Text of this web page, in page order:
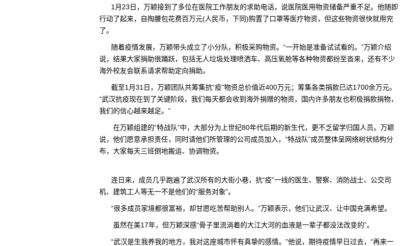
1月23日，万颖接到了多位在医院工作朋友的求助电话，说医院医用物资储备严重不足。他随即
行动了起来，自掏腰包花费百万元(人民币，下同)购置了口罩等医疗物资，但这些物资很快就用完
了。
随着疫情发展，万颖带头成立了小分队，积极采购物资。“一开始是准备试试看的。”万颖介绍
说，结果大家捐助很踊跃，包括无人垃圾处理喷洒车、高压氧舱等各种物资都纷至沓来，还有不少
海外校友会联系请求帮助定向捐助。
截至1月31日，万颖团队共筹集抗“疫”物资总价值近400万元；筹集各类捐款已达1700余万元。
“武汉抗疫现在到了关键阶段，我们每天都会收到海外捐赠的物资，国内许多朋友也积极捐款捐物，
我们的信心越来越足。”
在万颖组建的“特战队”中，大部分为上世纪80年代后期的新生代，更不乏留学归国人员。万颖
说，他们愿意承担责任，同时请他们所管理的公司成员加入，“特战队”成员整体呈网络树状结构分
布，大家每天三班倒地搬运、协调物资。
连日来，成员几乎跑遍了武汉所有的大街小巷，抗“疫”一线的医生、警察、消防战士、公交司
机、建筑工人等无一不是他们的“服务对象”。
“很多成员家境都很富裕，却甘愿吃苦帮助别人。”万颖表示，他们让武汉、让中国充满希望。
虽然在美17年，但万颖深感“骨子里流淌着的大江大河的血液是一辈子都没法改变的”。
“武汉是生我养我的地方，我对这座城市怀有真挚的感情。”他说，期待疫情早日过去，“再来一